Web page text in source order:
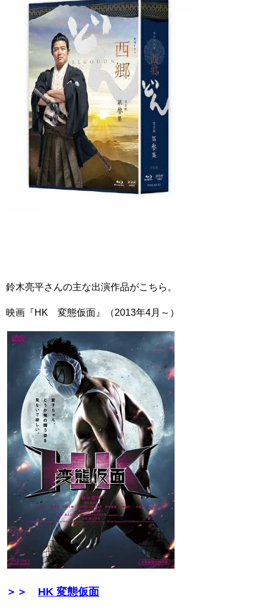
鈴木亮平さんの主な出演作品がこちら。
映画『HK 変態仮面』（2013年4月～）
＞＞ HK 変態仮面